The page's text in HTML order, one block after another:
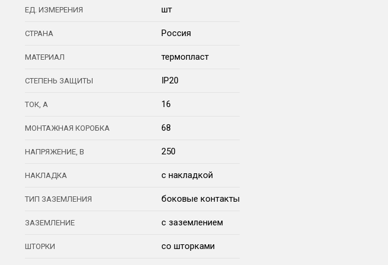
ЕД. ИЗМЕРЕНИЯ шт
СТРАНА Россия
МАТЕРИАЛ термопласт
СТЕПЕНЬ ЗАЩИТЫ IP20
ТОК, А 16
МОНТАЖНАЯ КОРОБКА 68
НАПРЯЖЕНИЕ, В 250
НАКЛАДКА с накладкой
ТИП ЗАЗЕМЛЕНИЯ боковые контакты
ЗАЗЕМЛЕНИЕ с заземлением
ШТОРКИ со шторками